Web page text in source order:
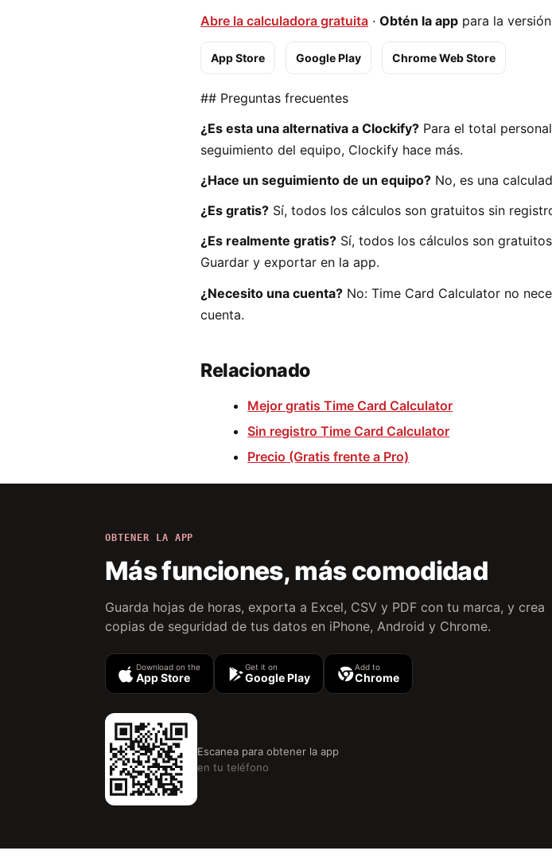
Abre la calculadora gratuita · Obtén la app para la
App Store Google Play Chrome Web Store
## Preguntas frecuentes
¿Es esta una alternativa a Clockify? Para el total
seguimiento del equipo, Clockify hace más.
¿Hace un seguimiento de un equipo? No, es una
¿Es gratis? Sí, todos los cálculos son gratuitos sin
¿Es realmente gratis? Sí, todos los cálculos son
Guardar y exportar en la app.
¿Necesito una cuenta? No: Time Card Calculator no
cuenta.
Relacionado
Mejor gratis Time Card Calculator
Sin registro Time Card Calculator
Precio (Gratis frente a Pro)
OBTENER LA APP
Más funciones, más comodidad
Guarda hojas de horas, exporta a Excel, CSV y PDF con tu marca, y crea
copias de seguridad de tus datos en iPhone, Android y Chrome.
Download on the
App Store
Get it on
Google Play
Add to
Chrome
Escanea para obtener la app
en tu teléfono